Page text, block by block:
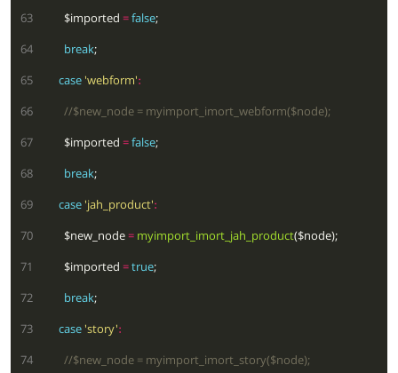
  63
        $imported
=false;
  64
break;
  65
case'webform':
  66
//$new_node = myimport_imort_webform($node);
  67
        $imported
=false;
  68
break;
  69
case'jah_product':
  70
        $new_node
=myimport_imort_jah_product
($node);
  71
        $imported
=true;
  72
break;
  73
case'story':
  74
//$new_node = myimport_imort_story($node);